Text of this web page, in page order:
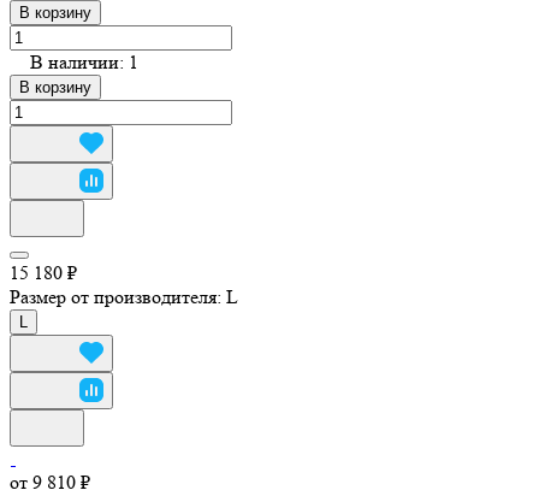
В корзину
В наличии: 1
В корзину
15 180 ₽
Размер от производителя: L
от 9 810 ₽